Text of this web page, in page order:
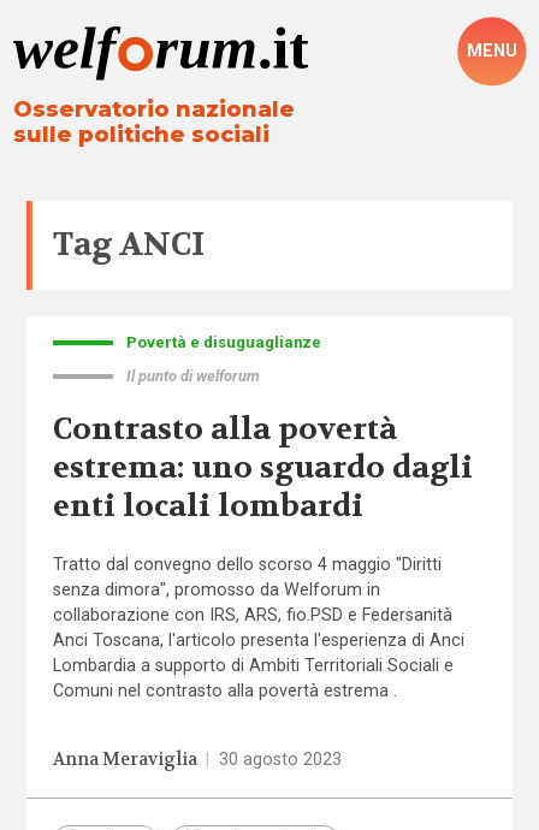
Osservatorio nazionale
sulle politiche sociali
MENU
TagANCI
Povertà e disuguaglianze
Il punto di welforum
Contrasto alla povertà
estrema: uno sguardo dagli
enti locali lombardi
Tratto dal convegno dello scorso 4 maggio "Diritti
senza dimora", promosso da Welforum in
collaborazione con IRS, ARS, fio.PSD e Federsanità
Anci Toscana, l'articolo presenta l'esperienza di Anci
Lombardia a supporto di Ambiti Territoriali Sociali e
Comuni nel contrasto alla povertà estrema .
Anna Meraviglia 30 agosto 2023